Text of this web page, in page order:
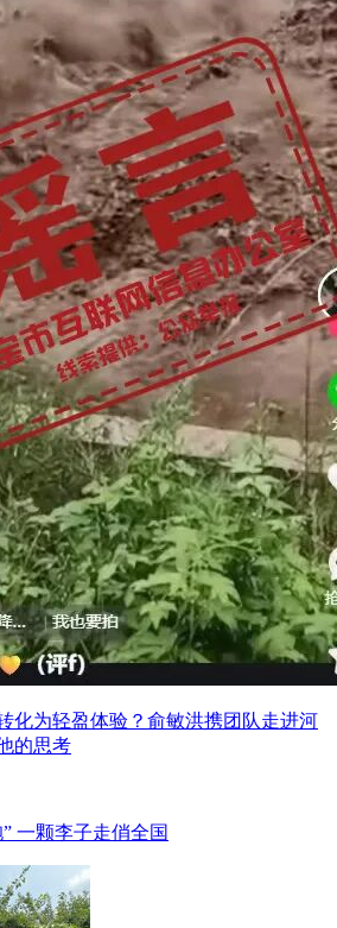
化为轻盈体验？俞敏洪携团队走进河
的思考
一颗李子走俏全国